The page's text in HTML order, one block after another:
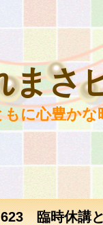
まさ
もに心豊か
臨時休講